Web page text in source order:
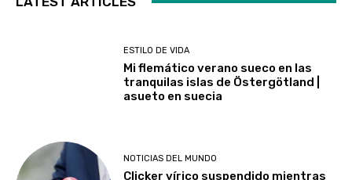
ESTILO DE VIDA
Mi flemático verano sueco en las
tranquilas islas de Östergötland |
asueto en suecia
NOTICIAS DEL MUNDO
Clicker vírico suspendido mientras